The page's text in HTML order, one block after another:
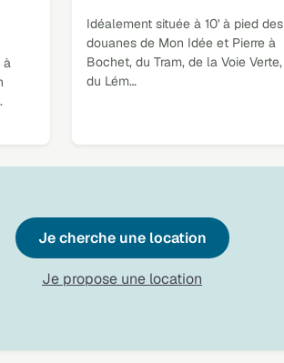
à
Idéalement située à 10' à pied des
douanes de Mon Idée et Pierre à
Bochet, du Tram, de la Voie Verte,
du Lém…
Je cherche une location
Je propose une location